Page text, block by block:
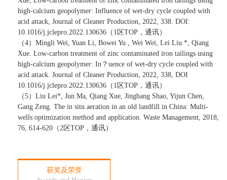
high-calcium geopolymer: Influence of wet-dry cycle coupled with
acid attack, Journal of Cleaner Production, 2022, 338. DOI:
10.1016/j.jclepro.2022.130636 （ 1 区TOP ，通讯）
（4） Mingli Wei, Yuan Li, Bowei Yu , Wei Wei, Lei Liu *, Qiang
Xue. Low-carbon treatment of zinc contaminated iron tailings using
high-calcium geopolymer: In ？ uence of wet-dry cycle coupled with
acid attack. Journal of Cleaner Production, 2022, 338, DOI
10.1016/j.jclepro.2022.130636 （ 1 区TOP ，通讯）
（5） Liu Lei*, Jun Ma, Qiang Xue, Jingbang Shao, Yijun Chen,
Gang Zeng. The in situ aeration in an old landfill in China: Multi-
wells optimization method and application. Waste Management, 2018,
76, 614-620 （2 区TOP ，通讯）
获奖及荣誉